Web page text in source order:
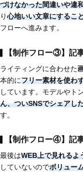
づけなかった間違いや違
り心地いい文章にするこ
フローへ進みます。
【制作フロー③】記
ライティングに合わせた
本的にフリー素材を使わ
しています。モデルやト
ん、ついSNSでシェアし
す。
【制作フロー④】記
最後はWEB上で見れるよ
していないのでボリュー